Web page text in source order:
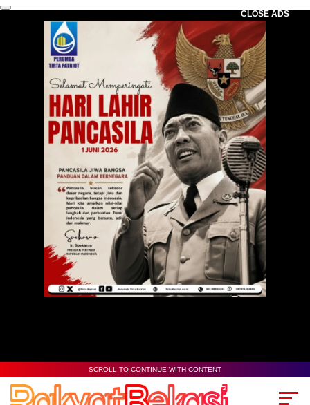
CLOSE ADS
SCROLL TO CONTINUE WITH CONTENT